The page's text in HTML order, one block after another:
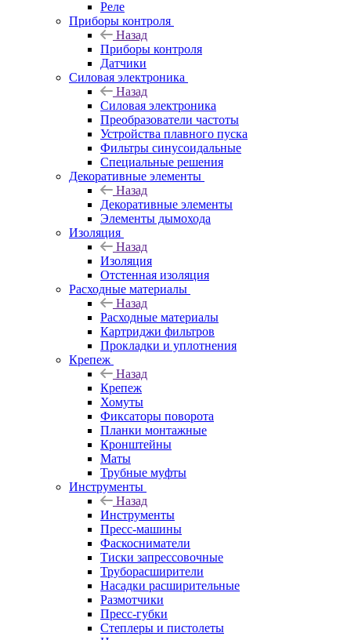
Реле
Приборы контроля
Назад
Приборы контроля
Датчики
Силовая электроника
Назад
Силовая электроника
Преобразователи частоты
Устройства плавного пуска
Фильтры синусоидальные
Специальные решения
Декоративные элементы
Назад
Декоративные элементы
Элементы дымохода
Изоляция
Назад
Изоляция
Отстенная изоляция
Расходные материалы
Назад
Расходные материалы
Картриджи фильтров
Прокладки и уплотнения
Крепеж
Назад
Крепеж
Хомуты
Фиксаторы поворота
Планки монтажные
Кронштейны
Маты
Трубные муфты
Инструменты
Назад
Инструменты
Пресс-машины
Фаскосниматели
Тиски запрессовочные
Труборасширители
Насадки расширительные
Размотчики
Пресс-губки
Степлеры и пистолеты